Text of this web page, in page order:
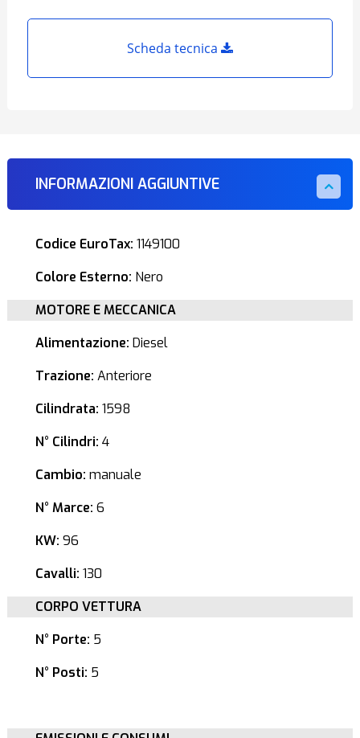
Scheda tecnica
INFORMAZIONI AGGIUNTIVE
Codice EuroTax: 1149100
Colore Esterno: Nero
MOTORE E MECCANICA
Alimentazione: Diesel
Trazione: Anteriore
Cilindrata: 1598
N° Cilindri: 4
Cambio: manuale
N° Marce: 6
KW: 96
Cavalli: 130
CORPO VETTURA
N° Porte: 5
N° Posti: 5